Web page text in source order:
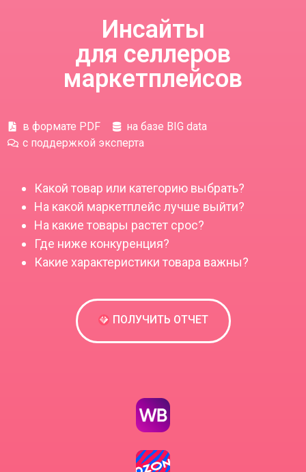
Инсайты
для селлеров
маркетплейсов
в формате PDF
на базе BIG data
с поддержкой эксперта
Какой товар или категорию выбрать?
На какой маркетплейс лучше выйти?
На какие товары растет срос?
Где ниже конкуренция?
Какие характеристики товара важны?
ПОЛУЧИТЬ ОТЧЕТ